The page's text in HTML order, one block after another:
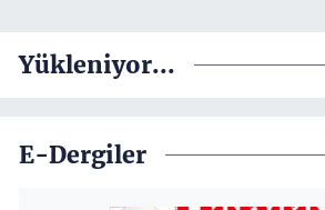
Yükleniyor...
E-Dergiler